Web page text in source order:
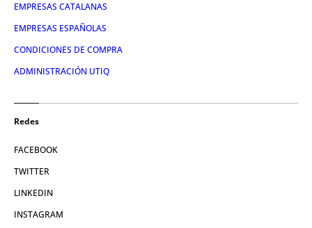
EMPRESAS CATALANAS
EMPRESAS ESPAÑOLAS
CONDICIONES DE COMPRA
ADMINISTRACIÓN UTIQ
Redes
FACEBOOK
TWITTER
LINKEDIN
INSTAGRAM